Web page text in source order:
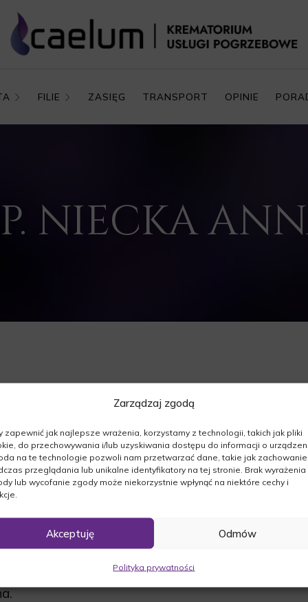
Zarządzaj zgodą
zapewnić jak najlepsze wrażenia, korzystamy z technologii, takich jak pliki
do przechowywania i/lub uzyskiwania dostępu do informacji o
na te technologie pozwoli nam przetwarzać dane, takie jak zachowanie
przeglądania lub unikalne identyfikatory na tej stronie. Brak wyrażenia
lub wycofanie zgody może niekorzystnie wpłynąć na niektóre cechy i
Akceptuję Odmów
Polityka prywatności
FILIE ZASIĘG TRANSPORT OPINIE
NIECKA
Głębokim żalem zawiadamiamy, że dnia
godz.9:00 w kościele pw.św.Michała
rozpocznie się o godz.11:00 na cmentarzu